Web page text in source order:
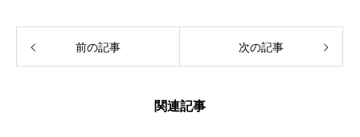
前の記事 次の記事
関連記事